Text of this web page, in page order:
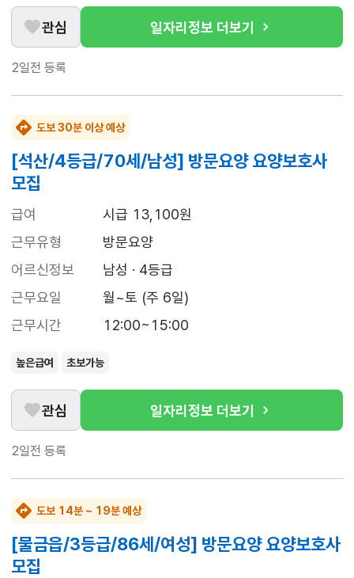
관심 일자리정보 더보기
2일전 등록
도보 30분 이상 예상
[석산/4등급/70세/남성] 방문요양 요양보호사
모집
급여
시급 13,100원
근무유형
방문요양
어르신정보
남성 · 4등급
근무요일
월~토 (주 6일)
근무시간
12:00~15:00
높은급여 초보가능
관심 일자리정보 더보기
2일전 등록
도보 14분 ~ 19분 예상
[물금읍/3등급/86세/여성] 방문요양 요양보호사
모집